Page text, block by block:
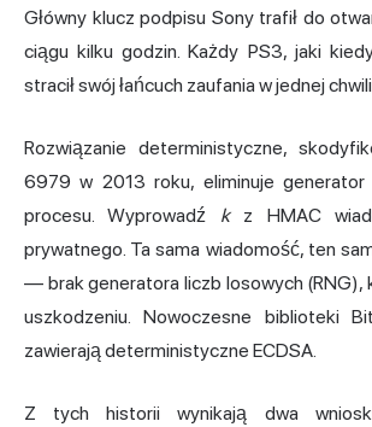
Główny klucz podpisu Sony trafił do
ciągu kilku godzin. Każdy PS3, jaki
stracił swój łańcuch zaufania w jednej
Rozwiązanie deterministyczne,
6979 w 2013 roku, eliminuje generator
procesu. Wyprowadź kz HMAC
prywatnego. Ta sama wiadomość, ten
— brak generatora liczb losowych (RNG),
uszkodzeniu. Nowoczesne biblioteki
zawierają deterministyczne ECDSA.
Z tych historii wynikają dwa